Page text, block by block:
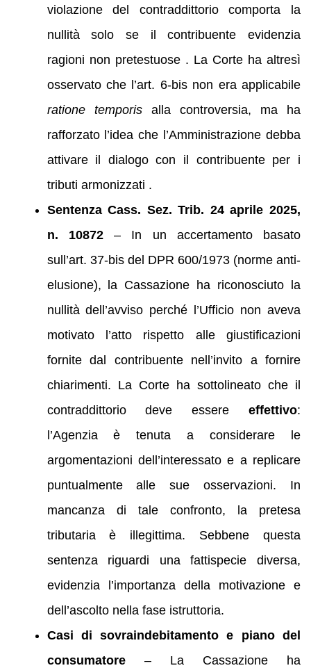
violazione del contraddittorio comporta la
nullità solo se il contribuente evidenzia
ragioni non pretestuose . La Corte ha altresì
osservato che l’art. 6‑bis non era applicabile
ratione temporisalla controversia, ma ha
rafforzato l’idea che l’Amministrazione debba
attivare il dialogo con il contribuente per i
tributi armonizzati .
Sentenza Cass. Sez. Trib. 24 aprile 2025,
n. 10872– In un accertamento basato
sull’art. 37‑bis del DPR 600/1973 (norme anti-
elusione), la Cassazione ha riconosciuto la
nullità dell’avviso perché l’Ufficio non aveva
motivato l’atto rispetto alle giustificazioni
fornite dal contribuente nell’invito a fornire
chiarimenti. La Corte ha sottolineato che il
contraddittorio deve essere effettivo:
l’Agenzia è tenuta a considerare le
argomentazioni dell’interessato e a replicare
puntualmente alle sue osservazioni. In
mancanza di tale confronto, la pretesa
tributaria è illegittima. Sebbene questa
sentenza riguardi una fattispecie diversa,
evidenzia l’importanza della motivazione e
dell’ascolto nella fase istruttoria.
Casi di sovraindebitamento e piano del
consumatore– La Cassazione ha